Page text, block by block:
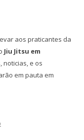
aos praticantes da
Jiu Jitsu em
noticias, e os
em pauta em